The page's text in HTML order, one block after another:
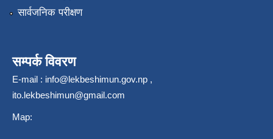
सार्वजनिक परीक्षण
सम्पर्क विवरण
E-mail : info@lekbeshimun.gov.np ,
ito.lekbeshimun@gmail.com
Map: